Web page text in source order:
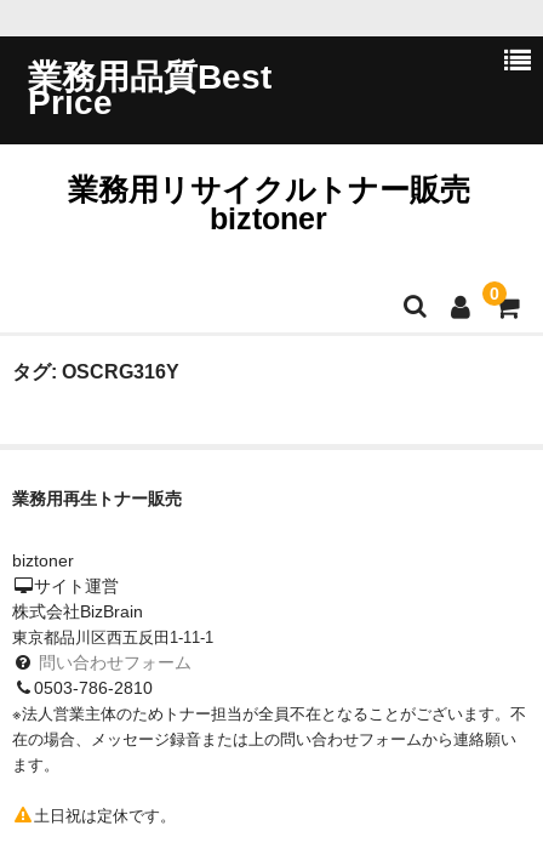
業務用品質Best
Price
業務用リサイクルトナー販売
biztoner
0
ホーム
PrivacyPolicy
特定商取引法に基づく表示
よくある質問
保証受付中
トナー・ドラム交換・修理
プリンタ補償
タグ: OSCRG316Y
業務用再生トナー販売
biztoner
サイト運営
株式会社BizBrain
東京都品川区西五反田1-11-1
問い合わせフォーム
0503-786-2810
※法人営業主体のためトナー担当が全員不在となることがございます。不
在の場合、メッセージ録音または上の問い合わせフォームから連絡願い
ます。
土日祝は定休です。